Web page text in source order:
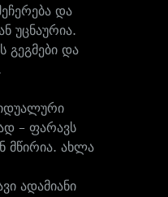
და
უცნაურია.
გეგმები და
– ფარავს
მწირია. ახლა
ადამიანი